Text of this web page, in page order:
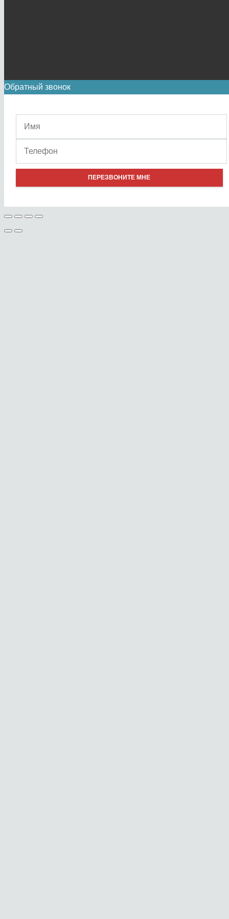
Обратный звонок